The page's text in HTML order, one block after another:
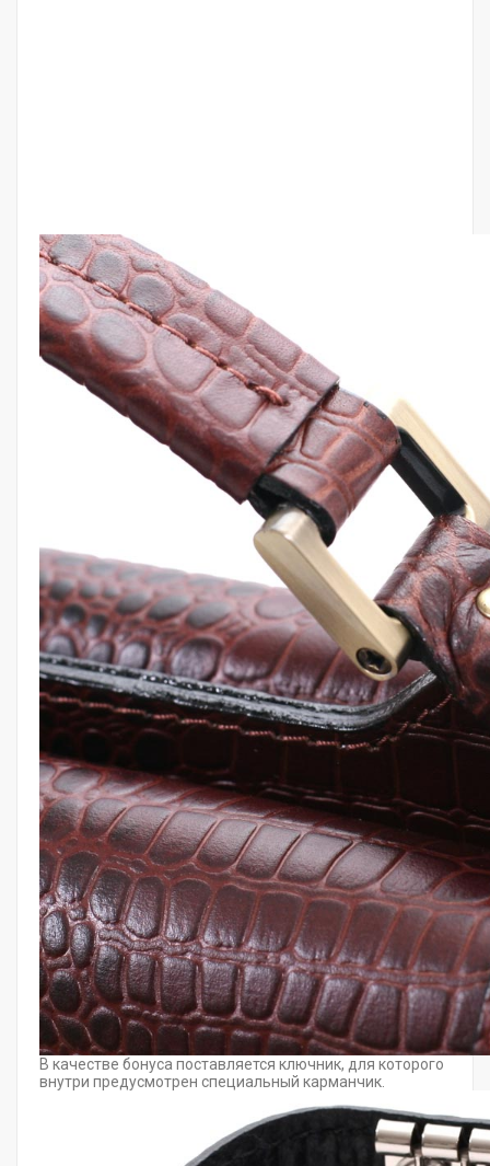
В качестве бонуса поставляется ключник, для которого
внутри предусмотрен специальный карманчик.